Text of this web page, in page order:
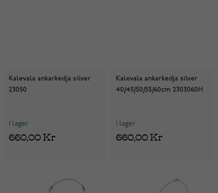
Kalevala ankarkedja silver
23050
I lager
660,00 Kr
Kalevala ankarkedja silver
40/45/50/55/60cm 2303060H
I lager
660,00 Kr